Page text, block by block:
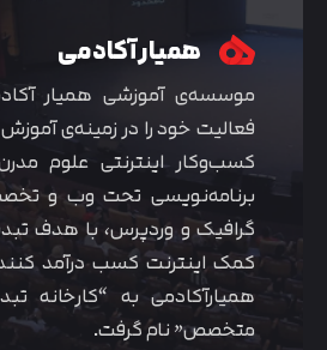
همیار آکادمی
فعالیت خود را در زمینه‌ی
کسب‌و‌کار اینترنتی علوم
برنامه‌نویسی تحت وب و
گرافیک و وردپرس، با هدف
کمک اینترنت کسب درآمد
همیارآکادمی به “کارخانه
متخصص” نام گرفت.
متوجه شدم